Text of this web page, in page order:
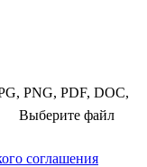
PNG, PDF, DOC,
Выберите файл
соглашения